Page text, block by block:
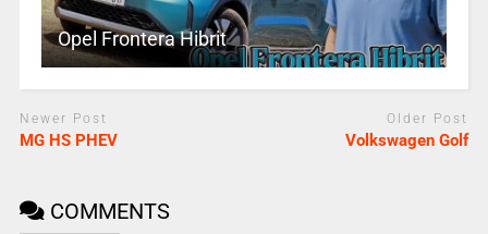
Opel Frontera Hibrit
Newer Post
MG HS PHEV
Older Post
Volkswagen Golf
COMMENTS